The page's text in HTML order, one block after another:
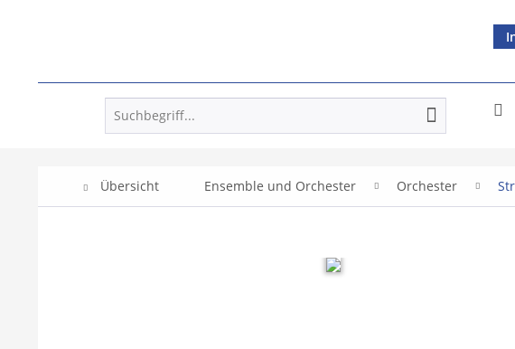
Übersicht Ensemble und Orchester Orchester